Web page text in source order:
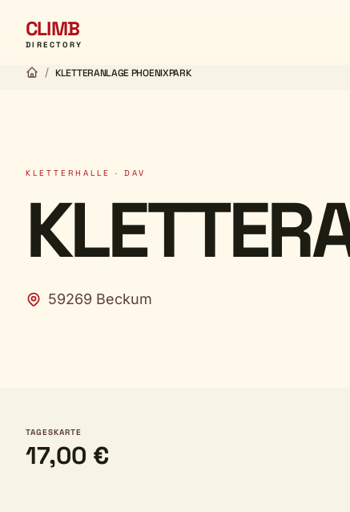
CLIMB
DIRECTORY
/ KLETTERANLAGE PHOENIXPARK
KLETTERHALLE · DAV
59269 Beckum
TAGESKARTE
17,00 €